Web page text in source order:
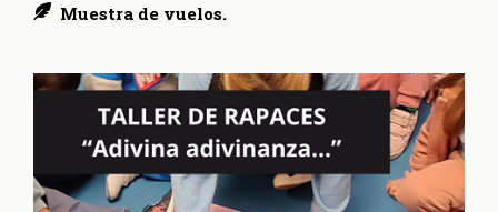
Muestra de vuelos.